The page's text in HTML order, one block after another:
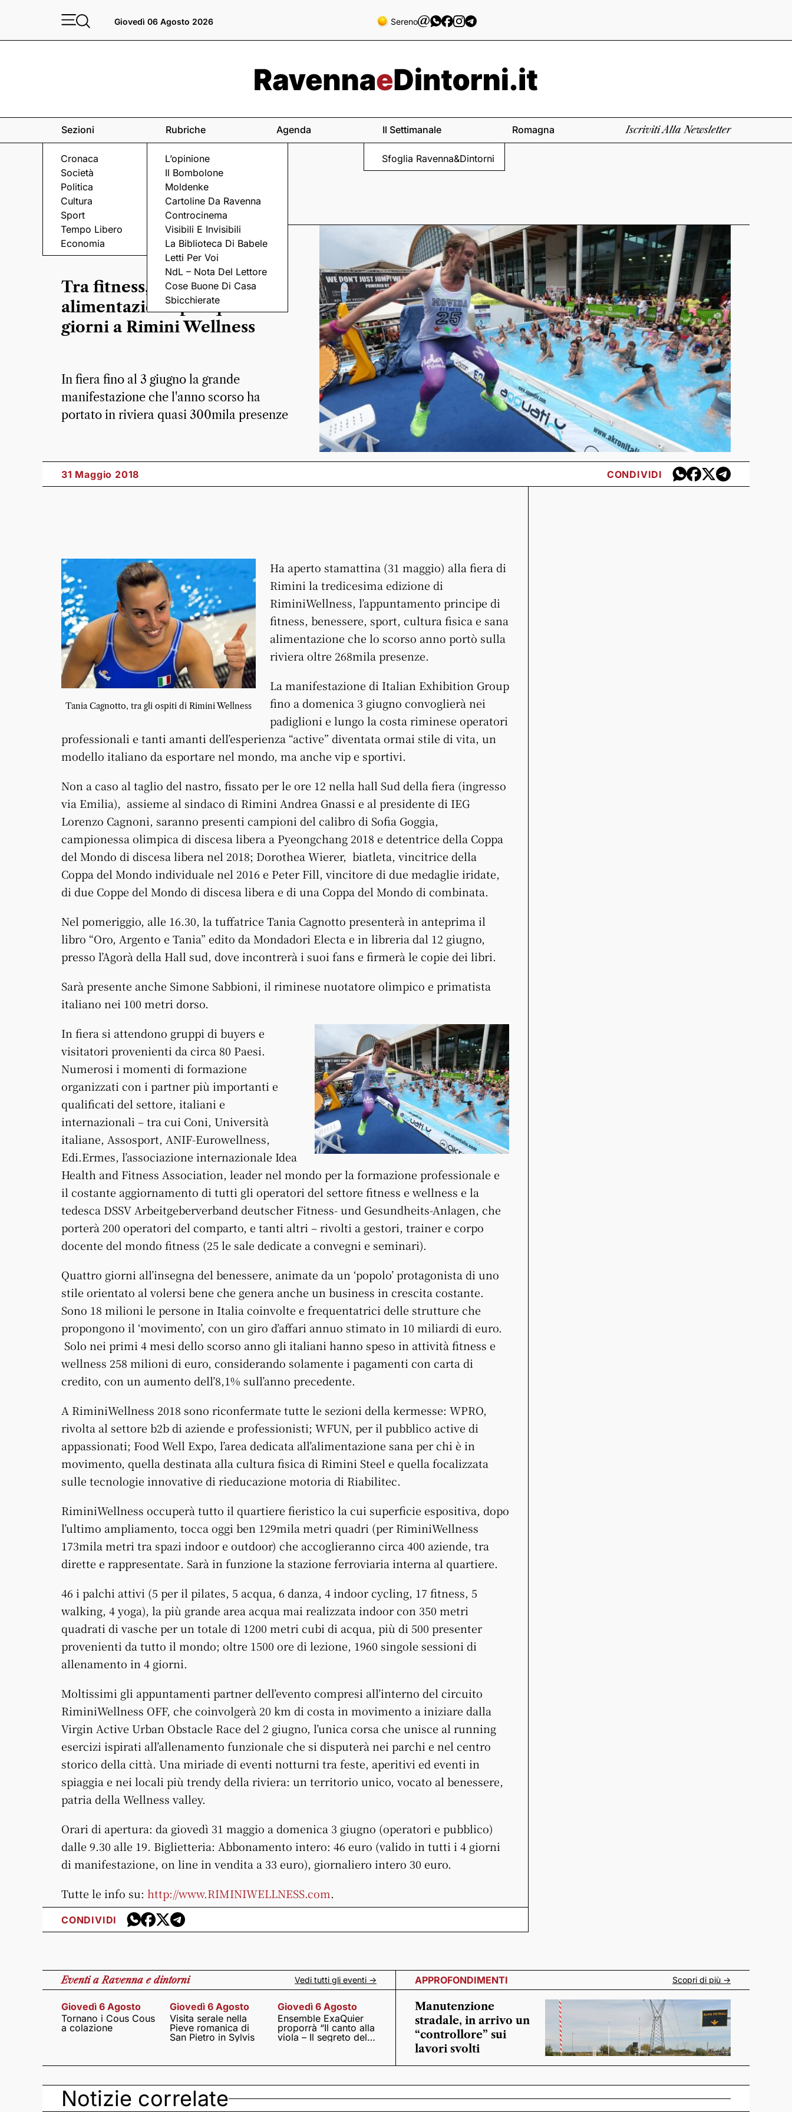
Giovedì 06 Agosto 2026 Sereno
Sezioni
Cronaca
Società
Politica
Cultura
Sport
Tempo Libero
Economia
Rubriche
L’opinione
Il Bombolone
Moldenke
Cartoline Da Ravenna
Controcinema
Visibili E Invisibili
La Biblioteca Di Babele
Letti Per Voi
NdL – Nota Del Lettore
Cose Buone Di Casa
Sbicchierate
Agenda Il Settimanale
Sfoglia Ravenna&Dintorni
Romagna Iscriviti Alla Newsletter
EVENTI
Tra fitness, sport e sana
alimentazione per quattro
giorni a Rimini Wellness
In fiera fino al 3 giugno la grande
manifestazione che l'anno scorso ha
portato in riviera quasi 300mila presenze
31 Maggio 2018 CONDIVIDI
Tania Cagnotto, tra gli ospiti di Rimini Wellness
Ha aperto stamattina (31 maggio) alla fiera di
Rimini la tredicesima edizione di
RiminiWellness, l’appuntamento principe di
fitness, benessere, sport, cultura fisica e sana
alimentazione che lo scorso anno portò sulla
riviera oltre 268mila presenze.
La manifestazione di Italian Exhibition Group
fino a domenica 3 giugno convoglierà nei
padiglioni e lungo la costa riminese operatori
professionali e tanti amanti dell’esperienza “active” diventata ormai stile di vita, un
modello italiano da esportare nel mondo, ma anche vip e sportivi.
Non a caso al taglio del nastro, fissato per le ore 12 nella hall Sud della fiera (ingresso
via Emilia), assieme al sindaco di Rimini Andrea Gnassi e al presidente di IEG
Lorenzo Cagnoni, saranno presenti campioni del calibro di Sofia Goggia,
campionessa olimpica di discesa libera a Pyeongchang 2018 e detentrice della Coppa
del Mondo di discesa libera nel 2018; Dorothea Wierer, biatleta, vincitrice della
Coppa del Mondo individuale nel 2016 e Peter Fill, vincitore di due medaglie iridate,
di due Coppe del Mondo di discesa libera e di una Coppa del Mondo di combinata.
Nel pomeriggio, alle 16.30, la tuffatrice Tania Cagnotto presenterà in anteprima il
libro “Oro, Argento e Tania” edito da Mondadori Electa e in libreria dal 12 giugno,
presso l’Agorà della Hall sud, dove incontrerà i suoi fans e firmerà le copie dei libri.
Sarà presente anche Simone Sabbioni, il riminese nuotatore olimpico e primatista
italiano nei 100 metri dorso.
In fiera si attendono gruppi di buyers e
visitatori provenienti da circa 80 Paesi.
Numerosi i momenti di formazione
organizzati con i partner più importanti e
qualificati del settore, italiani e
internazionali – tra cui Coni, Università
italiane, Assosport, ANIF-Eurowellness,
Edi.Ermes, l’associazione internazionale Idea
Health and Fitness Association, leader nel mondo per la formazione professionale e
il costante aggiornamento di tutti gli operatori del settore fitness e wellness e la
tedesca DSSV Arbeitgeberverband deutscher Fitness- und Gesundheits-Anlagen, che
porterà 200 operatori del comparto, e tanti altri – rivolti a gestori, trainer e corpo
docente del mondo fitness (25 le sale dedicate a convegni e seminari).
Quattro giorni all’insegna del benessere, animate da un ‘popolo’ protagonista di uno
stile orientato al volersi bene che genera anche un business in crescita costante.
Sono 18 milioni le persone in Italia coinvolte e frequentatrici delle strutture che
propongono il ‘movimento’, con un giro d’affari annuo stimato in 10 miliardi di euro.
Solo nei primi 4 mesi dello scorso anno gli italiani hanno speso in attività fitness e
wellness 258 milioni di euro, considerando solamente i pagamenti con carta di
credito, con un aumento dell’8,1% sull’anno precedente.
A RiminiWellness 2018 sono riconfermate tutte le sezioni della kermesse: WPRO,
rivolta al settore b2b di aziende e professionisti; WFUN, per il pubblico active di
appassionati; Food Well Expo, l’area dedicata all’alimentazione sana per chi è in
movimento, quella destinata alla cultura fisica di Rimini Steel e quella focalizzata
sulle tecnologie innovative di rieducazione motoria di Riabilitec.
RiminiWellness occuperà tutto il quartiere fieristico la cui superficie espositiva, dopo
l’ultimo ampliamento, tocca oggi ben 129mila metri quadri (per RiminiWellness
173mila metri tra spazi indoor e outdoor) che accoglieranno circa 400 aziende, tra
dirette e rappresentate. Sarà in funzione la stazione ferroviaria interna al quartiere.
46 i palchi attivi (5 per il pilates, 5 acqua, 6 danza, 4 indoor cycling, 17 fitness, 5
walking, 4 yoga), la più grande area acqua mai realizzata indoor con 350 metri
quadrati di vasche per un totale di 1200 metri cubi di acqua, più di 500 presenter
provenienti da tutto il mondo; oltre 1500 ore di lezione, 1960 singole sessioni di
allenamento in 4 giorni.
Moltissimi gli appuntamenti partner dell’evento compresi all’interno del circuito
RiminiWellness OFF, che coinvolgerà 20 km di costa in movimento a iniziare dalla
Virgin Active Urban Obstacle Race del 2 giugno, l’unica corsa che unisce al running
esercizi ispirati all’allenamento funzionale che si disputerà nei parchi e nel centro
storico della città. Una miriade di eventi notturni tra feste, aperitivi ed eventi in
spiaggia e nei locali più trendy della riviera: un territorio unico, vocato al benessere,
patria della Wellness valley.
Orari di apertura: da giovedì 31 maggio a domenica 3 giugno (operatori e pubblico)
dalle 9.30 alle 19. Biglietteria: Abbonamento intero: 46 euro (valido in tutti i 4 giorni
di manifestazione, on line in vendita a 33 euro), giornaliero intero 30 euro.
Tutte le info su: http://www.RIMINIWELLNESS.com.
CONDIVIDI
Eventia Ravenna e dintorni Vedi tutti gli eventi ->
Giovedì 6 Agosto
Tornano i Cous Cous
a colazione
Giovedì 6 Agosto
Visita serale nella
Pieve romanica di
San Pietro in Sylvis
Giovedì 6 Agosto
Ensemble ExaQuier
proporrà “Il canto alla
viola – Il segreto del
APPROFONDIMENTI Scopri di più ->
Manutenzione
stradale, in arrivo un
“controllore” sui
lavori svolti
Notizie correlate